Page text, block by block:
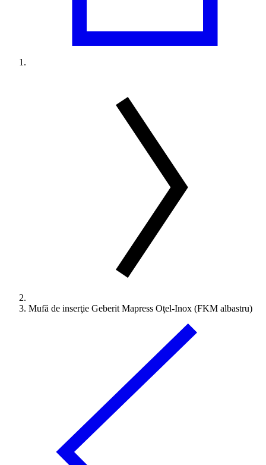
Mufă de inserţie Geberit Mapress Oţel-Inox (FKM albastru)